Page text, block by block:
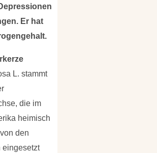
Er hat
L. stammt
die im
heimisch
den
eingesetzt